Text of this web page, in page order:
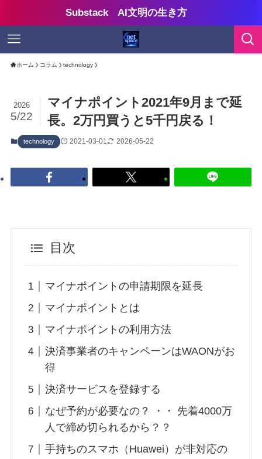
Substack AI文明の生き方
ホーム コラム technology
マイナポイント2021年9月まで延
長。2万円買うと5千円戻る！
2026
5/22
technology 2021-03-01 2026-05-22
目次
マイナポイントの申請期限を延長
マイナポイントとは
マイナポイントの利用方法
決済事業者のキャンペーンはWAONがお
得
決済サービスを登録する
なぜ予約が必要なの？ ・・ 先着4000万
人で締め切られるから？？
手持ちのスマホ（Huawei）が非対応の